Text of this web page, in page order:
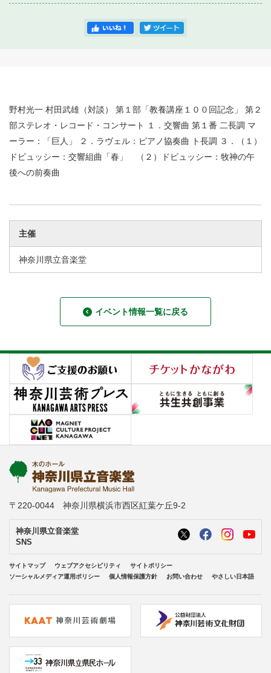
・ 建築見学ツアー
野村光一 村田武雄（対談） 第１部「教養講座１００回記念」 第２
部ステレオ・レコード・コンサート １．交響曲 第１番 二長調 マ
ーラー：「巨人」 ２．ラヴェル：ピアノ協奏曲 ト長調 ３．（１）
ドビュッシー：交響組曲「春」 （２）ドビュッシー：牧神の午
後への前奏曲
主催
神奈川県立音楽堂
イベント情報一覧に戻る
〒220-0044 神奈川県横浜市西区紅葉ケ丘9-2
神奈川県立音楽堂
SNS
サイトマップ ウェブアクセシビリティ
サイトポリシー
ソーシャルメディア運用ポリシー
個人情報保護方針 お問い合わせ やさしい日本語